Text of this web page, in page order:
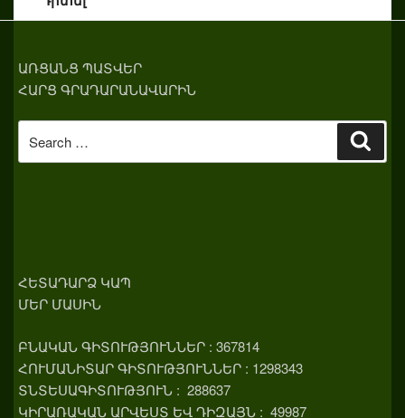
ԱՌՑԱՆՑ ՊԱՏՎԵՐ
ՀԱՐՑ ԳՐԱԴԱՐԱՆԱՎԱՐԻՆ
for:
ՀԵՏԱԴԱՐՁ ԿԱՊ
ՄԵՐ ՄԱՍԻՆ
ԲՆԱԿԱՆ ԳԻՏՈՒԹՅՈՒՆՆԵՐ : 367814
ՀՈՒՄԱՆԻՏԱՐ ԳԻՏՈՒԹՅՈՒՆՆԵՐ : 1298343
ՏՆՏԵՍԱԳԻՏՈՒԹՅՈՒՆ : 288637
ԿԻՐԱՌԱԿԱՆ ԱՐՎԵՍՏ ԵՎ ԴԻԶԱՅՆ : 49987